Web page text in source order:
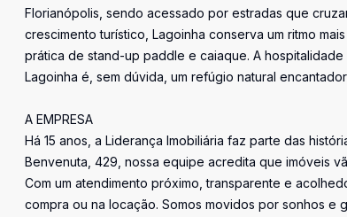
Florianópolis, sendo acessado por estradas que
crescimento turístico, Lagoinha conserva um ritmo
prática de stand-up paddle e caiaque. A
Lagoinha é, sem dúvida, um refúgio natural
A EMPRESA
Há 15 anos, a Liderança Imobiliária faz parte das
Benvenuta, 429, nossa equipe acredita que imóveis
Com um atendimento próximo, transparente e
compra ou na locação. Somos movidos por sonhos